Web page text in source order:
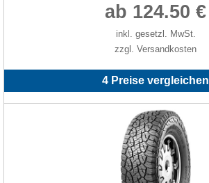
ab 124.50 €
inkl. gesetzl. MwSt.
zzgl. Versandkosten
4 Preise vergleichen